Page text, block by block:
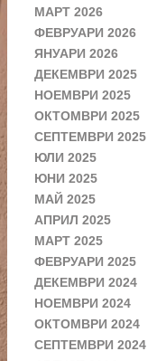
МАРТ 2026
ФЕВРУАРИ 2026
ЯНУАРИ 2026
ДЕКЕМВРИ 2025
НОЕМВРИ 2025
ОКТОМВРИ 2025
СЕПТЕМВРИ 2025
ЮЛИ 2025
ЮНИ 2025
МАЙ 2025
АПРИЛ 2025
МАРТ 2025
ФЕВРУАРИ 2025
ДЕКЕМВРИ 2024
НОЕМВРИ 2024
ОКТОМВРИ 2024
СЕПТЕМВРИ 2024